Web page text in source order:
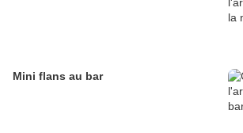
Mini flans au bar